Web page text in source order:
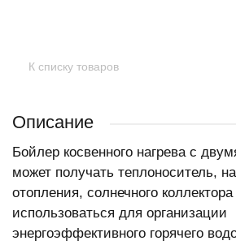
К списку товаров
Описание
Бойлер косвенного нагрева с
может получать теплоноситель,
отопления, солнечного
использоваться для организации
энергоэффективного горячего